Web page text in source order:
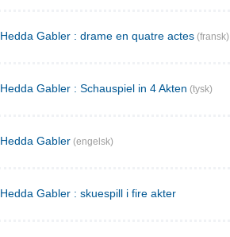
Hedda Gabler : drame en quatre actes (fransk)
Hedda Gabler : Schauspiel in 4 Akten (tysk)
Hedda Gabler (engelsk)
Hedda Gabler : skuespill i fire akter